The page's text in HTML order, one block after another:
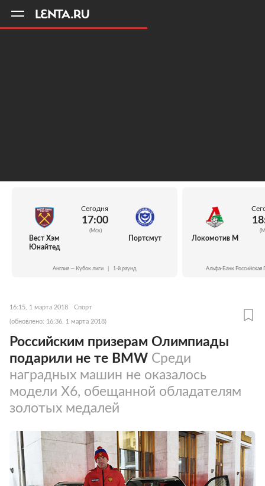
Вест Хэм
Юнайтед
Сегодня
17:00
(Мск)
Портсмут
Англия — Кубок лиги 1-й раунд
Локомотив М
Альфа-Банк Российская
16:15, 1 марта 2018 Спорт
(обновлено: 16:36, 1 марта 2018)
Российским призерам Олимпиады
подарили не те BMW Среди
наградных машин не оказалось
модели X6, обещанной обладателям
золотых медалей